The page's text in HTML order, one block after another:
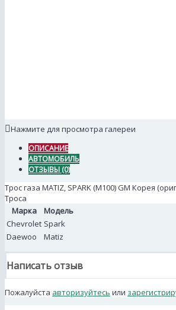
Нажмите для просмотра галереи
ОПИСАНИЕ
АВТОМОБИЛЬ
ОТЗЫВЫ (0)
Трос газа MATIZ, SPARK (M100) GM Корея
Троса
Марка
Модель
Chevrolet Spark
Daewoo
Matiz
Написать отзыв
Пожалуйста авторизуйтесь или